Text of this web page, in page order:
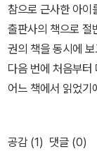
한 힘은 물론이고,
무엇인지 곰곰이 생
리면 뭔가 생각이
것 같은 고난 속에
떤 상황에서건 자
야기를 지어 친구들
참으로 근사한 아이
출판사의 책으로 절
권의 책을 동시에
다음 번에 처음부터
어느 책에서 읽었기
사에서 나온 책이
사에서 나왔던 <<
공감 (1) 댓글 (0)